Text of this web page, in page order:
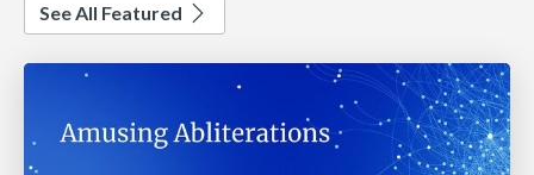
See All Featured